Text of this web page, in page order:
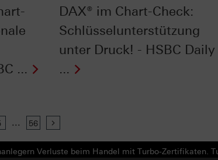
...
DAX® im Chart-Check:
Schlüsselunterstützung
unter Druck! - HSBC Daily
...
... 56
Verluste beim Handel mit Turbo-